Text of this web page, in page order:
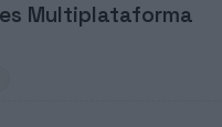
Multiplataforma